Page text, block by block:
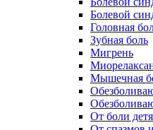
Болевой
Головная
Зубная боль
Мигрень
Мышечная
От боли